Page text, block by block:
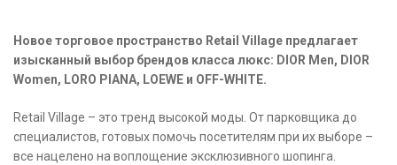
Новое торговое пространство Retail Village предлагает
изысканный выбор брендов класса люкс: DIOR Men, DIOR
Women, LORO PIANA, LOEWE и OFF-WHITE.
Retail Village – это тренд высокой моды. От парковщика до
специалистов, готовых помочь посетителям при их выборе –
все нацелено на воплощение эксклюзивного шопинга.